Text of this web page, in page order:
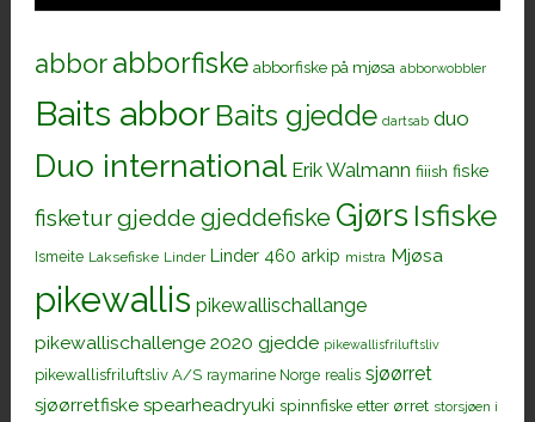
abborabborfiske abborfiske på mjøsa abborwobbler
Baits abbor Baits gjedde dartsab duo
Duo international Erik Walmann fiiish fiske
fisketurgjedde gjeddefiske Gjørs Isfiske
Ismeite Laksefiske Linder Linder 460 arkip mistra Mjøsa
pikewallis pikewallischallange
pikewallischallenge 2020 gjedde pikewallisfriluftsliv
pikewallisfriluftsliv A/S raymarine Norge realis sjøørret
sjøørretfiske spearheadryuki spinnfiske etter ørret storsjøen i